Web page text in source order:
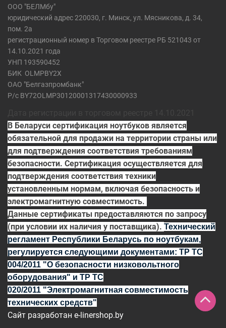
ООО "БЕЛМбу"
юридический адрес 220030, г. Минск, ул. Мясникова, д. 34,
пом. 2а
регистрационный номер в Торговом реестре РБ 521043 от
14.10.2021 года
УНП 193590452
БИК OLMPBY2X
ОАО "Белгазпромбанк"
Р/с BY72OLMP30120001317430000933
В Беларуси сертификация ноутбуков является
обязательной для продажи на территории страны или
для подтверждения соответствия требованиям
безопасности. Сертификация осуществляется для
подтверждения соответствия техники
установленным нормам, включая безопасность и
электромагнитную совместимость.
Данные сертификаты предоставляются по запросу
(при условии их наличия у поставщика). Технический
регламент Республики Беларусь по ноутбукам,
регулируется следующими документами: ТР ТС
004/2011 "О безопасности низковольтного
оборудования" и ТР ТС
020/2011 "Электромагнитная совместимость
технических средств"
Сайт разработан e-linershop.by